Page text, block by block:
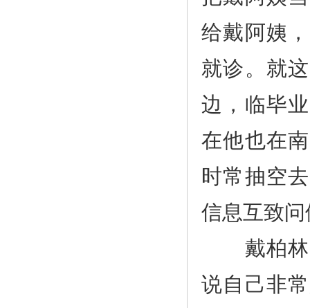
给戴阿姨
就诊。就
边，临毕
在他也在
时常抽空
信息互致
戴柏林
说自己非